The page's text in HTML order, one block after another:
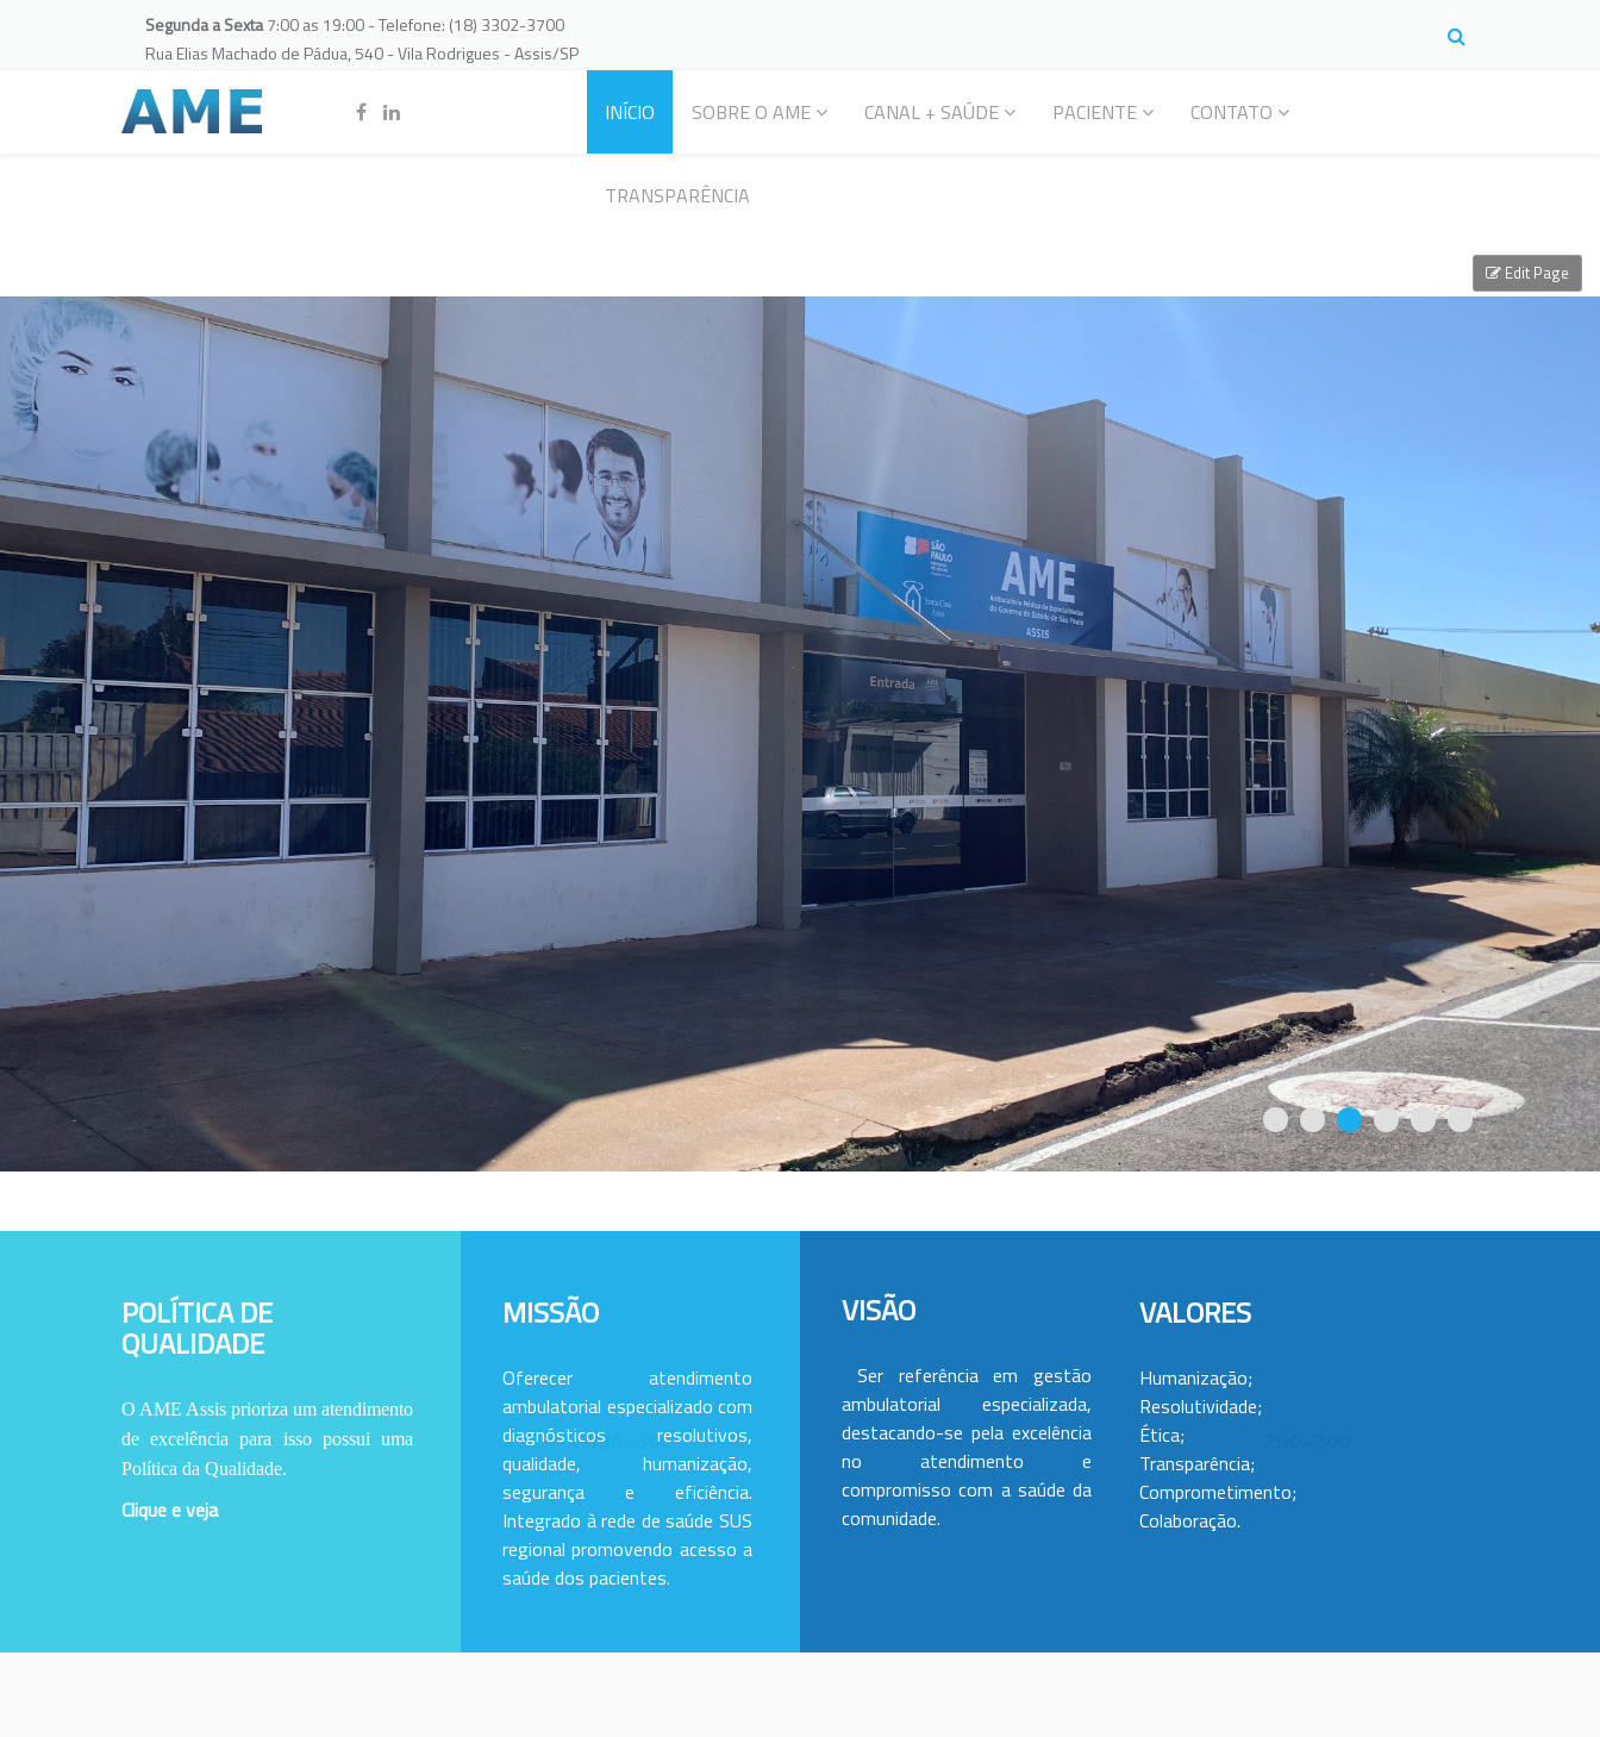
Segunda a Sexta7:00 as 19:00 - Telefone: (18) 3302-3700
Rua Elias Machado de Pádua, 540 - Vila Rodrigues - Assis/SP
INÍCIO SOBRE O AME CANAL + SAÚDE PACIENTE CONTATO
TRANSPARÊNCIA
POLÍTICA DE
QUALIDADE
O AME Assis prioriza um atendimento
de excelência para isso possui uma
Política da Qualidade.
Clique e veja
MISSÃO
Oferecer atendimento
ambulatorial especializado com
diagnósticos resolutivos,
qualidade, humanização,
segurança e eficiência.
Integrado à rede de saúde SUS
regional promovendo acesso a
saúde dos pacientes.
VISÃO
Ser referência em gestão
ambulatorial especializada,
destacando-se pela excelência
no atendimento e
compromisso com a saúde da
comunidade.
VALORES
Humanização;
Resolutividade;
Ética;
Transparência;
Comprometimento;
Colaboração.
Edit Page